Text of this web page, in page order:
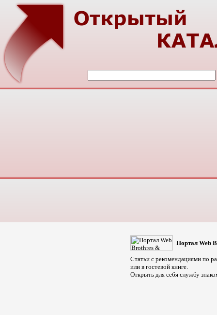
Портал Web
Статьи с рекомендациями по
или в гостевой книге.
Открыть для себя службу